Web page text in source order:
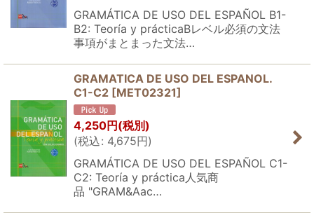
GRAMÁTICA DE USO DEL ESPAÑOL B1-
B2: Teoría y prácticaBレベル必須の文法
事項がまとまった文法…
GRAMATICA DE USO DEL ESPANOL.
C1-C2 [MET02321]
4,250円(税別)
(税込: 4,675円)
GRAMÁTICA DE USO DEL ESPAÑOL C1-
C2: Teoría y práctica人気商
品 "GRAM&Aac…